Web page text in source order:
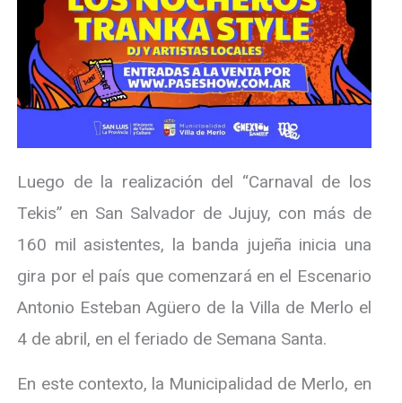
Luego de la realización del “Carnaval de los
Tekis” en San Salvador de Jujuy, con más de
160 mil asistentes, la banda jujeña inicia una
gira por el país que comenzará en el Escenario
Antonio Esteban Agüero de la Villa de Merlo el
4 de abril, en el feriado de Semana Santa.
En este contexto, la Municipalidad de Merlo, en